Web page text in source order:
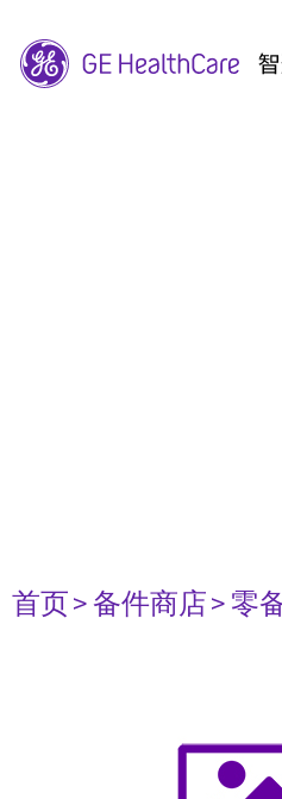
首页> 备件商店> 零